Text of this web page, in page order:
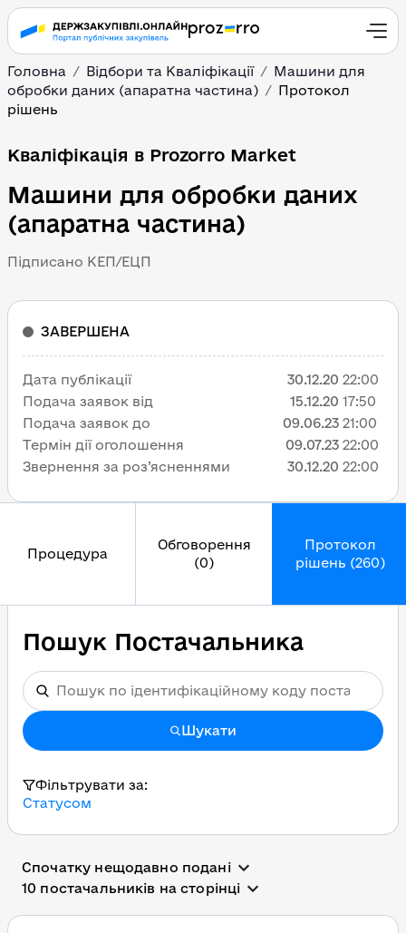
Головна Відбори та Кваліфікації
Машини для
обробки даних (апаратна частина)
Протокол
рішень
Кваліфікація в Prozorro Market
Машини для обробки даних
(апаратна частина)
Підписано КЕП/ЕЦП
Процедура
Обговорення
(0)
Протокол
рішень (260)
Пошук Постачальника
Шукати
Фільтрувати за:
Статусом
Спочатку нещодавно подані
10 постачальників на сторінці
ЗАВЕРШЕНА
Дата публікації 30.12.20 22:00
Подача заявок від
15.12.20 17:50
Подача заявок до
09.06.23 21:00
Термін дії оголошення
09.07.23 22:00
Звернення за роз’ясненнями
30.12.20 22:00